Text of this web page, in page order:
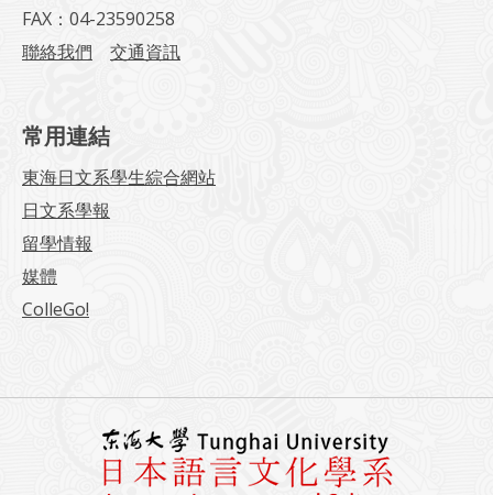
FAX：04-23590258
聯絡我們
交通資訊
常用連結
東海日文系學生綜合網站
日文系學報
留學情報
媒體
ColleGo!